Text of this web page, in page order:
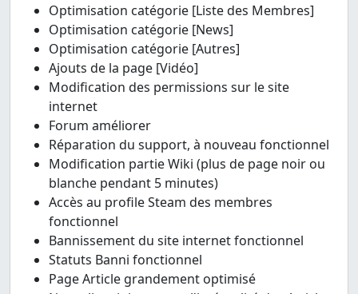
Optimisation catégorie [Liste des Membres]
Optimisation catégorie [News]
Optimisation catégorie [Autres]
Ajouts de la page [Vidéo]
Modification des permissions sur le site
internet
Forum améliorer
Réparation du support, à nouveau fonctionnel
Modification partie Wiki (plus de page noir ou
blanche pendant 5 minutes)
Accès au profile Steam des membres
fonctionnel
Bannissement du site internet fonctionnel
Statuts Banni fonctionnel
Page Article grandement optimisé